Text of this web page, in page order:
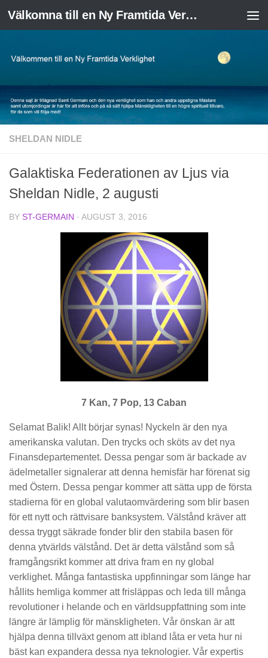
Skip to content Välkomna till en Ny Framtida Verklighet
SHELDAN NIDLE
Galaktiska Federationen av Ljus via
Sheldan Nidle, 2 augusti
BY ST-GERMAIN · AUGUST 3, 2016
7 Kan, 7 Pop, 13 Caban
Selamat Balik! Allt börjar synas! Nyckeln är den nya
amerikanska valutan. Den trycks och sköts av det nya
Finansdepartementet. Dessa pengar som är backade av
ädelmetaller signalerar att denna hemisfär har förenat sig
med Östern. Dessa pengar kommer att sätta upp de första
stadierna för en global valutaomvärdering som blir basen
för ett nytt och rättvisare banksystem. Välstånd kräver att
dessa tryggt säkrade fonder blir den stabila basen för
denna ytvärlds välstånd. Det är detta välstånd som så
framgångsrikt kommer att driva fram en ny global
verklighet. Många fantastiska uppfinningar som länge har
hållits hemliga kommer att frisläppas och leda till många
revolutioner i helande och en världsuppfattning som inte
längre är lämplig för mänskligheten. Vår önskan är att
hjälpa denna tillväxt genom att ibland låta er veta hur ni
bäst kan expandera dessa nya teknologier. Vår expertis